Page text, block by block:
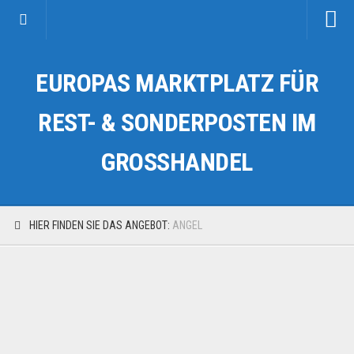
Kategorien
Auto & Motorrad
Fahrzeuge & Transport
EUROPAS MARKTPLATZ FÜR
REST- & SONDERPOSTEN IM
GROSSHANDEL
HIER FINDEN SIE DAS ANGEBOT: ANGEL